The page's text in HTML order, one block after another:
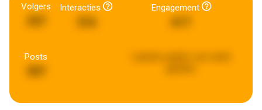
Volgers Interacties Engagement
Posts